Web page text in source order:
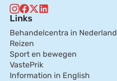
Links
Behandelcentra in Nederland
Reizen
Sport en bewegen
VastePrik
Information in English